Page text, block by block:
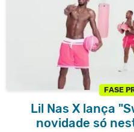
FASE
Lil Nas X lança
novidade só